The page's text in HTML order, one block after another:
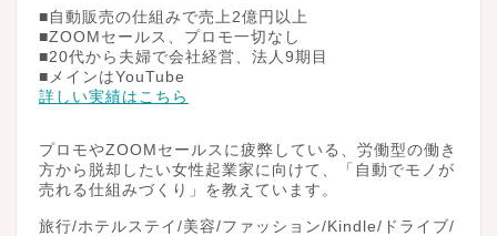
■自動販売の仕組みで売上2億円以上
■ZOOMセールス、プロモ一切なし
■20代から夫婦で会社経営、法人9期目
■メインはYouTube
詳しい実績はこちら
プロモやZOOMセールスに疲弊している、労働型の働き
方から脱却したい女性起業家に向けて、「自動でモノが
売れる仕組みづくり」を教えています。
旅行/ホテルステイ/美容/ファッション/Kindle/ドライブ/